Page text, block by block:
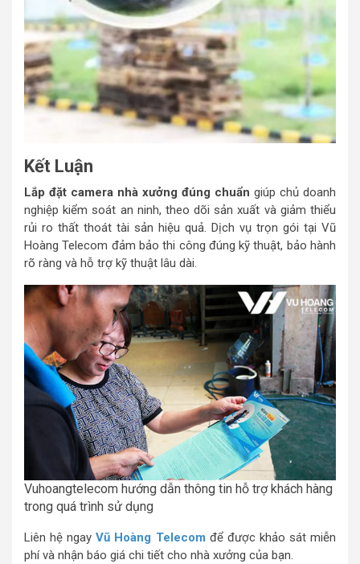
Kết Luận
Lắp đặt camera nhà xưởng đúng chuẩn giúp chủ doanh
nghiệp kiểm soát an ninh, theo dõi sản xuất và giảm thiểu
rủi ro thất thoát tài sản hiệu quả. Dịch vụ trọn gói tại Vũ
Hoàng Telecom đảm bảo thi công đúng kỹ thuật, bảo hành
rõ ràng và hỗ trợ kỹ thuật lâu dài.
Vuhoangtelecom hướng dẫn thông tin hỗ trợ khách hàng
trong quá trình sử dụng
Liên hệ ngayVũ Hoàng Telecom để được khảo sát miễn
phí và nhận báo giá chi tiết cho nhà xưởng của bạn.